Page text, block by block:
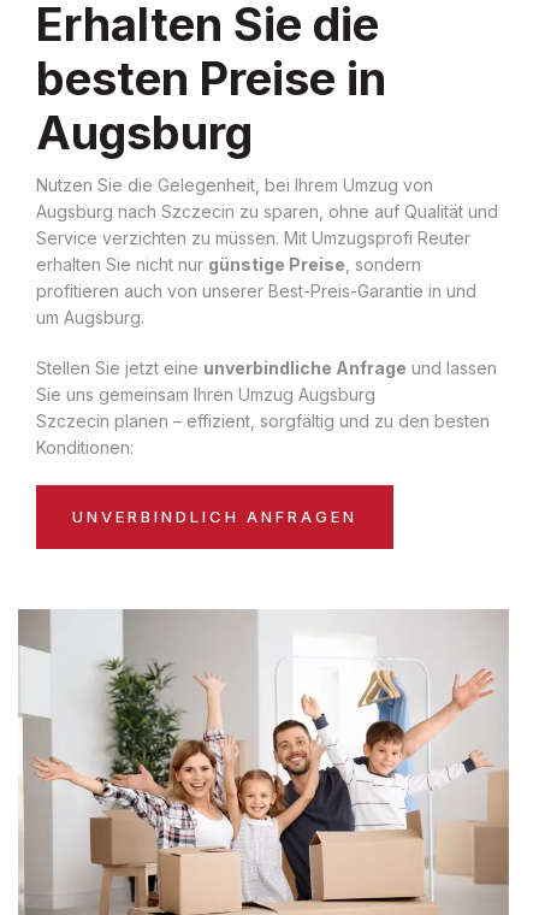
Erhalten Sie die
besten Preise in
Augsburg
Nutzen Sie die Gelegenheit, bei Ihrem Umzug von
Augsburg nach Szczecin zu sparen, ohne auf Qualität und
Service verzichten zu müssen. Mit Umzugsprofi Reuter
erhalten Sie nicht nur günstige Preise , sondern
profitieren auch von unserer Best-Preis-Garantie in und
um Augsburg.
Stellen Sie jetzt eine unverbindliche Anfrage und lassen
Sie uns gemeinsam Ihren Umzug Augsburg
Szczecin planen – effizient, sorgfältig und zu den besten
Konditionen:
UNVERBINDLICH ANFRAGEN